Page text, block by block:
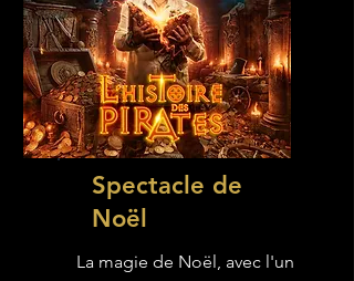
Spectacle de
Noël
La magie de Noël, avec l'un